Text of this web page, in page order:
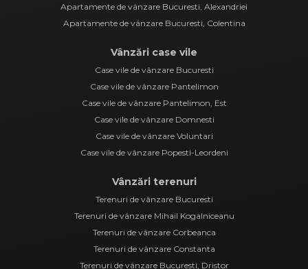
Apartamente de vânzare Bucuresti, Alexandriei
Apartamente de vânzare Bucuresti, Colentina
Vânzări case vile
Case vile de vânzare Bucuresti
Case vile de vânzare Pantelimon
Case vile de vânzare Pantelimon, Est
Case vile de vânzare Domnesti
Case vile de vânzare Voluntari
Case vile de vânzare Popesti-Leordeni
Vânzări terenuri
Terenuri de vânzare Bucuresti
Terenuri de vânzare Mihail Kogalniceanu
Terenuri de vânzare Corbeanca
Terenuri de vânzare Constanta
Terenuri de vânzare Bucuresti, Dristor